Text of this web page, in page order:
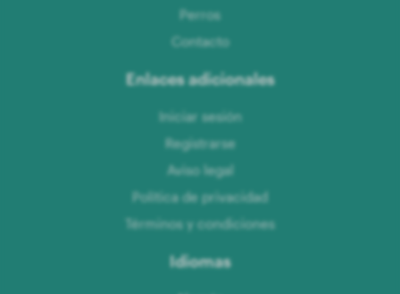
Perros
Contacto
Enlaces adicionales
Iniciar sesión
Registrarse
Aviso legal
Política de privacidad
Términos y condiciones
Idiomas